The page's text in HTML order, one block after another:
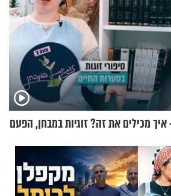
מכילים את זה? זוגיות במבחן, הפעם